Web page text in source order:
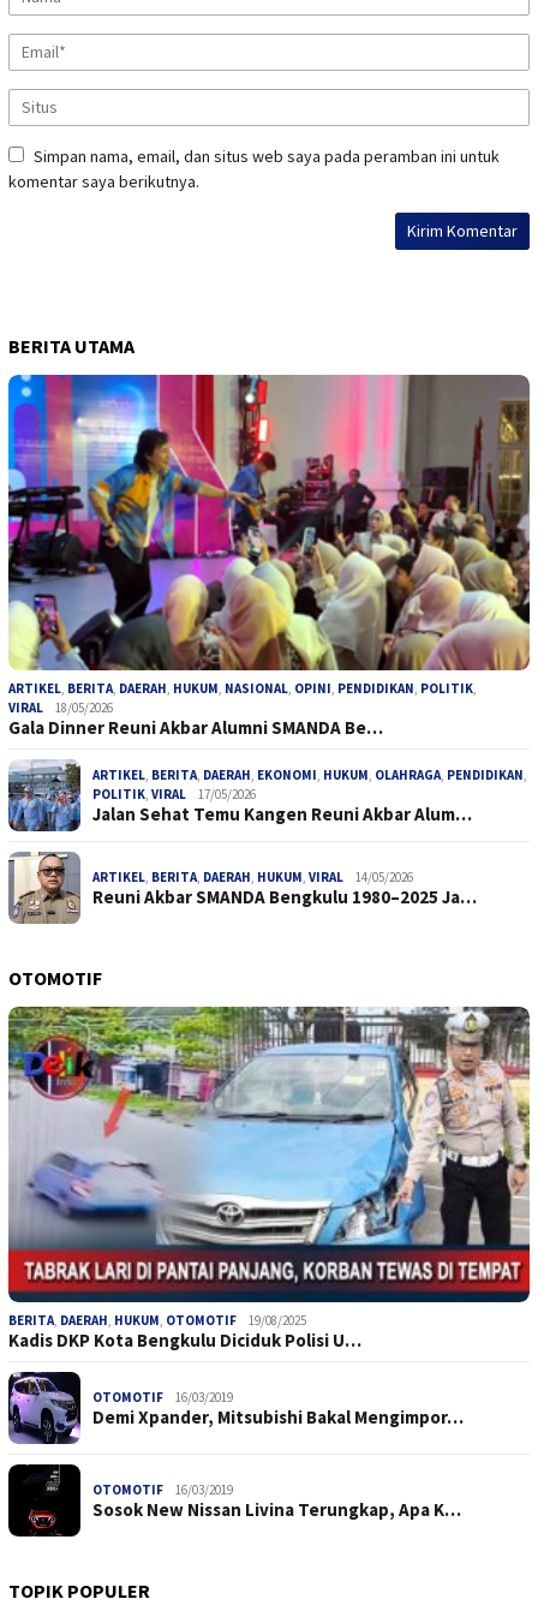
Simpan nama, email, dan situs web saya pada peramban ini untuk
komentar saya berikutnya.
BERITA UTAMA
ARTIKEL BERITA DAERAH HUKUM NASIONAL OPINI PENDIDIKAN POLITIK
VIRAL
18/05/2026
Gala Dinner Reuni Akbar Alumni SMANDA Be…
ARTIKEL BERITA DAERAH EKONOMI HUKUM OLAHRAGA PENDIDIKAN
POLITIK VIRAL 17/05/2026
Jalan Sehat Temu Kangen Reuni Akbar Alum…
ARTIKEL BERITA DAERAH HUKUM VIRAL 14/05/2026
Reuni Akbar SMANDA Bengkulu 1980–2025 Ja…
OTOMOTIF
BERITA DAERAH HUKUM OTOMOTIF 19/08/2025
Kadis DKP Kota Bengkulu Diciduk Polisi U…
OTOMOTIF 16/03/2019
Demi Xpander, Mitsubishi Bakal Mengimpor…
OTOMOTIF 16/03/2019
Sosok New Nissan Livina Terungkap, Apa K…
TOPIK POPULER